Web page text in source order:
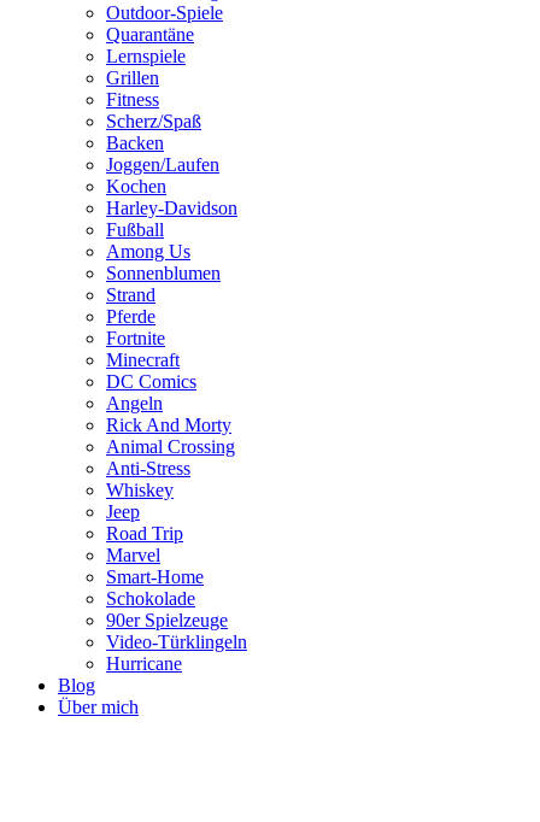
Outdoor-Spiele
Quarantäne
Lernspiele
Grillen
Fitness
Scherz/Spaß
Backen
Joggen/Laufen
Kochen
Harley-Davidson
Fußball
Among Us
Sonnenblumen
Strand
Pferde
Fortnite
Minecraft
DC Comics
Angeln
Rick And Morty
Animal Crossing
Anti-Stress
Whiskey
Jeep
Road Trip
Marvel
Smart-Home
Schokolade
90er Spielzeuge
Video-Türklingeln
Hurricane
Blog
Über mich